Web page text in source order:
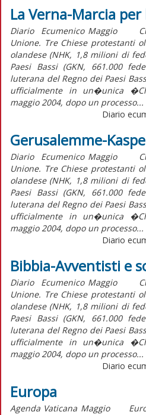
La Verna-Marcia per
Diario Ecumenico Maggio
Unione. Tre Chiese protestanti
olandese (NHK, 1,8 milioni di
Paesi Bassi (GKN, 661.000
luterana del Regno dei Paesi
ufficialmente in un�unica
maggio 2004, dopo un processo...
Diario
Gerusalemme-
Diario Ecumenico Maggio
Unione. Tre Chiese protestanti
olandese (NHK, 1,8 milioni di
Paesi Bassi (GKN, 661.000
luterana del Regno dei Paesi
ufficialmente in un�unica
maggio 2004, dopo un processo...
Diario
Bibbia-Avventisti e
Diario Ecumenico Maggio
Unione. Tre Chiese protestanti
olandese (NHK, 1,8 milioni di
Paesi Bassi (GKN, 661.000
luterana del Regno dei Paesi
ufficialmente in un�unica
maggio 2004, dopo un processo...
Diario
Europa
Agenda Vaticana Maggio